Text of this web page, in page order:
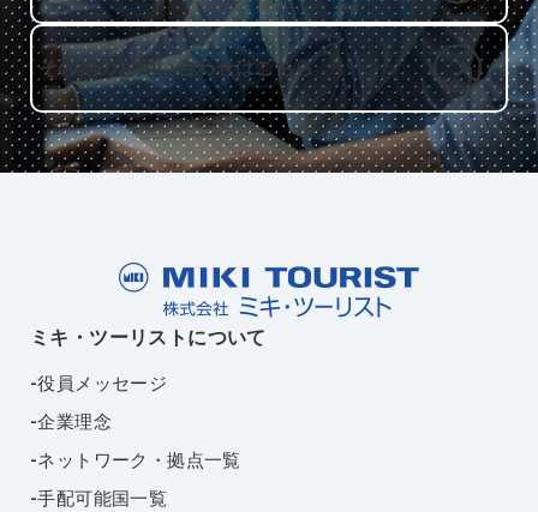
その他のお問い合わせはこちら
ミキ・ツーリストについて
役員メッセージ
企業理念
ネットワーク・拠点一覧
手配可能国一覧